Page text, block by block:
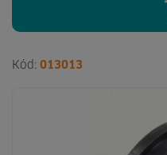
Kód: 013013